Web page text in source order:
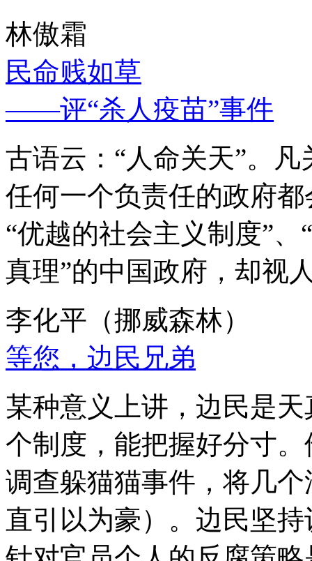
林傲霜
民命贱如草
——评“杀人疫苗”事件
古语云：“人命关天”。
任何一个负责任的政府
“优越的社会主义制度”
真理”的中国政府，却视
李化平（挪威森林）
等您，边民兄弟
某种意义上讲，边民是
个制度，能把握好分寸
调查躲猫猫事件，将几
直引以为豪）。边民坚